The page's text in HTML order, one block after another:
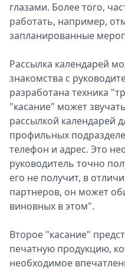
глазами. Более того,
работать, например,
запланированные
Рассылка календарей
знакомства с
разработана техника
"касание" может
рассылкой календарей
профильных
телефон и адрес. Это
руководитель точно
его не получит, в
партнеров, он может
виновных в этом".
Второе "касание"
печатную продукцию,
необходимое